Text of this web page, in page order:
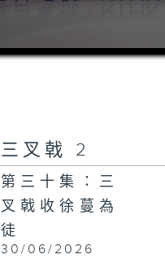
三叉戟 2
第三十集：三
叉戟收徐蔓為
徒
30/06/2026